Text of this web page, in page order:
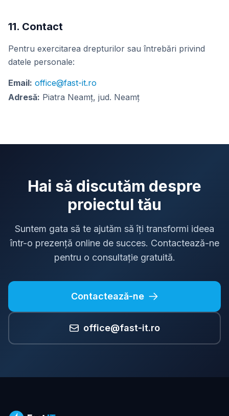
11. Contact
Pentru exercitarea drepturilor sau întrebări privind
datele personale:
Email: office@fast-it.ro
Adresă: Piatra Neamț, jud. Neamț
Hai să discutăm despre
proiectul tău
Suntem gata să te ajutăm să îți transformi ideea
într-o prezență online de succes. Contactează-ne
pentru o consultație gratuită.
Contactează-ne
office@fast-it.ro